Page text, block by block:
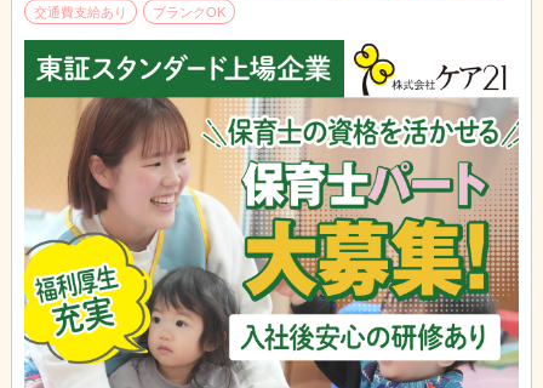
③お子様一人ひとりを見つめ、大切にします
ピノキオは少人数制。
ひとりひとりの個性や性格や状態をしっかり把握した上で、心を
込めたケアを行います。
④お母さまお父さまとともに進みます
保育の主役はやっぱりお母さんお父さん。
ピノキオはお子さまについての悩みや迷いをお持ちのお母さんお
父さんと共に考え、一緒に進んでいきます。
⑤学びを育てます
勉強も「のびやか保育」のひとつです。
つめこみ式の勉強ではなく、勉強したくなる気持ちを育てる勉
強。
お子さまの成長に合わせてカリキュラムを用意しています。
交通費支給あり
ブランクOK